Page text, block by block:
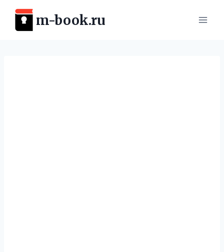
Перейти
содержимому
m-book.ru